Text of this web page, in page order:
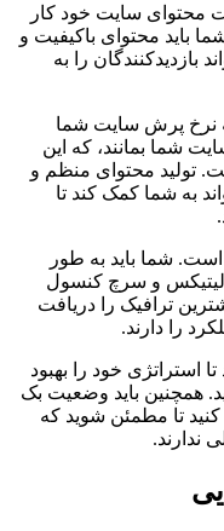
محتوای سایت خود کار
باید محتوای باکیفیت و
بازدیدکنندگان را به
نرخ پرش سایت شما
شما بمانند، که این
تولید محتوای منظم و
به شما کمک کند تا
شما باید به طور
و سرچ کنسول
ترافیک را دریافت
را دارند.
استراتژی خود را بهبود
همچنین باید وضعیت بک
تا مطمئن شوید که
ندارند.